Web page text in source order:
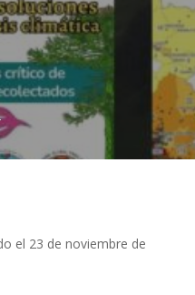
el 23 de noviembre de